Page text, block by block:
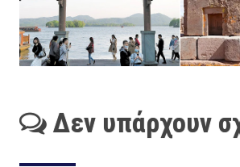
Δεν υπάρχουν